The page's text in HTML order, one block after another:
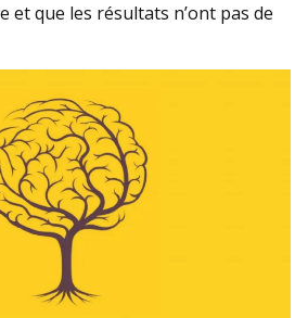
et que les résultats n’ont pas de